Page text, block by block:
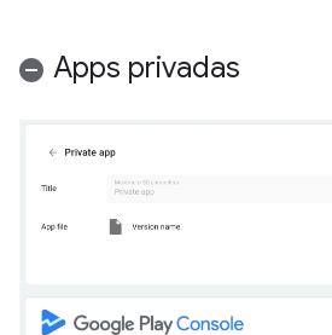
Apps privadas